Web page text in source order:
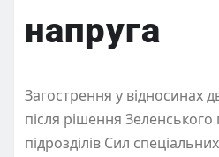
напруга
Загострення у відносинах
після рішення
підрозділів Сил